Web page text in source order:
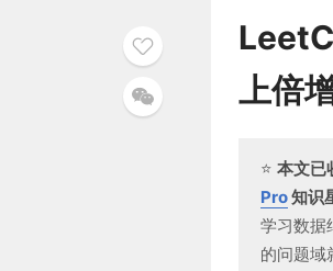
上倍
⭐️ 本文已
Pro知识
学习数据
的问题域